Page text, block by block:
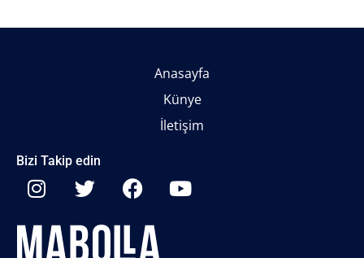
Anasayfa
Künye
İletişim
Bizi Takip edin